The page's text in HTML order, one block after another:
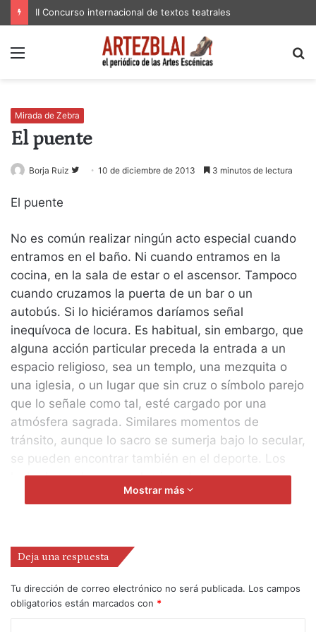
II Concurso internacional de textos teatrales
Menú
Mirada de Zebra
El puente
Borja Ruiz
Follow10 de diciembre de 2013 3 minutos de lectura
El puente
No es común realizar ningún acto especial cuando
entramos en el baño. Ni cuando entramos en la
cocina, en la sala de estar o el ascensor. Tampoco
cuando cruzamos la puerta de un bar o un
autobús. Si lo hiciéramos daríamos señal
inequívoca de locura. Es habitual, sin embargo, que
alguna acción particular preceda la entrada a un
espacio religioso, sea un templo, una mezquita o
una iglesia, o un lugar que sin cruz o símbolo parejo
que lo señale como tal, esté cargado por una
atmósfera sagrada. Similares momentos de
tránsito, aunque lo sacro se sumerja bajo lo secular,
se pueden encontrar también en el deporte. Los
luchadores de zumo o los jugadores
neozelandeses de rugby, son ejemplos fácilmente
necesitan cierta transformación antes de saltar a la
cancha, donde intentarán llevar su límite más allá
de donde el entrenamiento lo dejó. Deportistas que
calientan de una forma particular, que se visten
Mostrar más
Deja una respuesta
Tu dirección de correo electrónico no será publicada. Los campos
obligatorios están marcados con *